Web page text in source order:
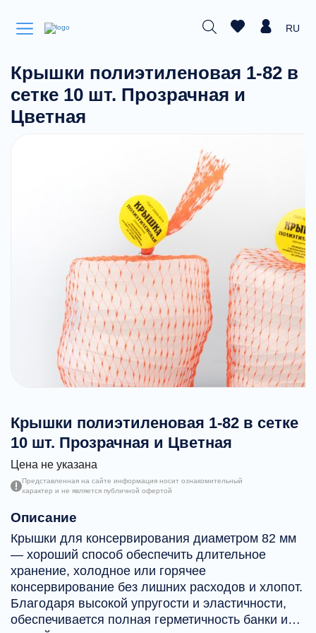
RU
Крышки полиэтиленовая 1-82 в
сетке 10 шт. Прозрачная и
Цветная
Крышки полиэтиленовая 1-82 в сетке
10 шт. Прозрачная и Цветная
Цена не указана
Представленная на сайте информация носит ознакомительный
характер и не является публичной офертой
Описание
Крышки для консервирования диаметром 82 мм
— хороший способ обеспечить длительное
хранение, холодное или горячее
консервирование без лишних расходов и хлопот.
Благодаря высокой упругости и эластичности,
обеспечивается полная герметичность банки или